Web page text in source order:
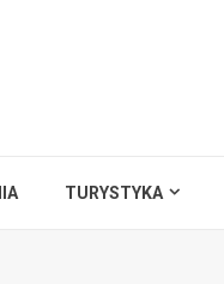
TURYSTYKA